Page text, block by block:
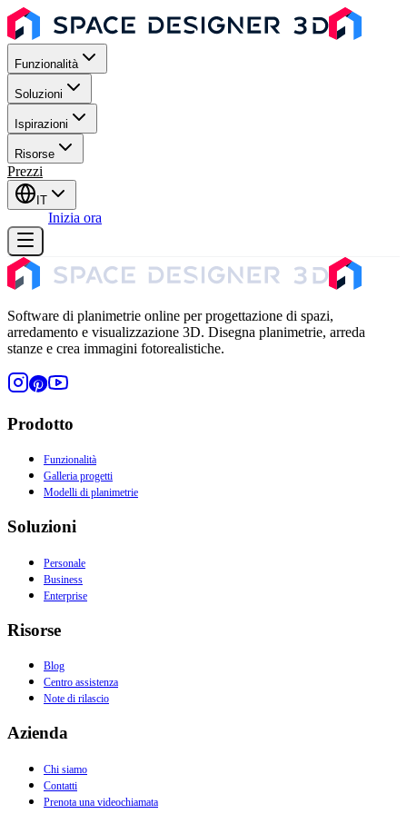
Funzionalità
Soluzioni
Ispirazioni
Risorse
Prezzi
IT
Inizia ora
Software di planimetrie online per progettazione di spazi,
arredamento e visualizzazione 3D. Disegna planimetrie, arreda
stanze e crea immagini fotorealistiche.
Prodotto
Funzionalità
Galleria progetti
Modelli di planimetrie
Soluzioni
Personale
Business
Enterprise
Risorse
Blog
Centro assistenza
Note di rilascio
Azienda
Chi siamo
Contatti
Prenota una videochiamata